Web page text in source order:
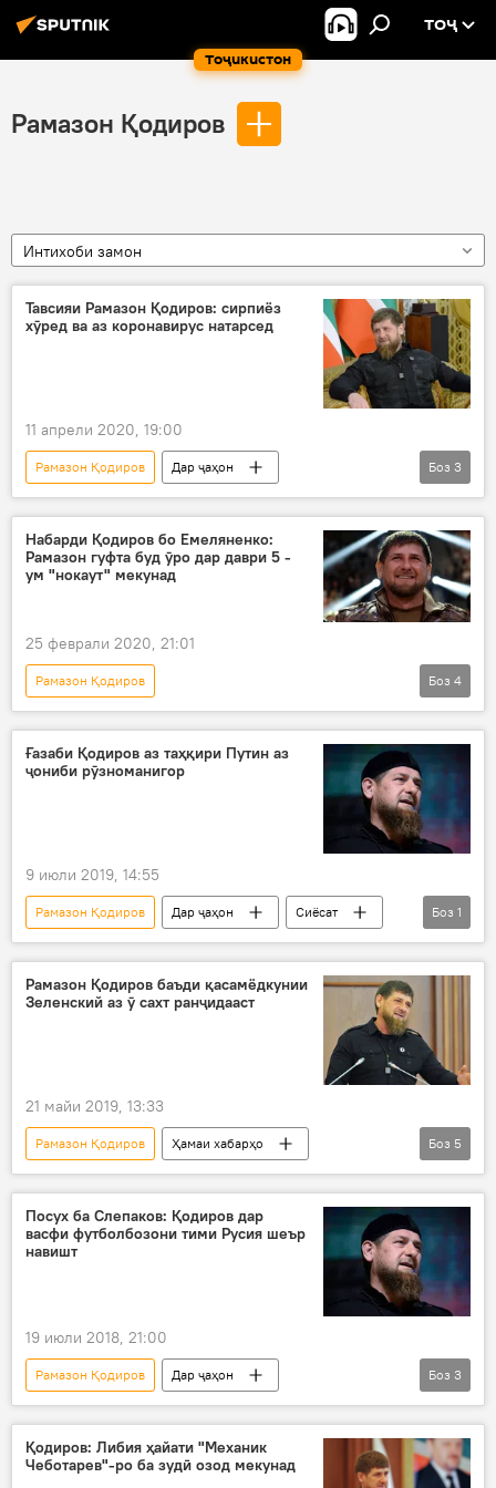
Тоҷикистон
ТОҶ
Рамазон Қодиров
Интихоби замон
Тавсияи Рамазон Қодиров: сирпиёз
хӯред ва аз коронавирус натарсед
11 апрели 2020, 19:00
Рамазон Қодиров
Дар ҷаҳон
Ҳамаи хабарҳо
Иҷтимоъ тавсия
Боз 3
Набарди Қодиров бо Емеляненко:
Рамазон гуфта буд ӯро дар даври 5 -
ум "нокаут" мекунад
25 феврали 2020, 21:01
Рамазон Қодиров
Навигариҳои варзиши Тоҷикистон
Ҳамаи хабарҳо
Дар ҷаҳон рақобат
Боз 4
Ғазаби Қодиров аз таҳқири Путин аз
ҷониби рӯзноманигор
9 июли 2019, 14:55
Рамазон Қодиров Дар ҷаҳон
Сиёсат
Владимир Путин
Боз 1
Рамазон Қодиров баъди қасамёдкунии
Зеленский аз ӯ сахт ранҷидааст
21 майи 2019, 13:33
Рамазон Қодиров
Ҳамаи хабарҳо
Дар ҷаҳон
Андеша
Украина
Қрим
Дар Русия
Боз 5
Посух ба Слепаков: Қодиров дар
васфи футболбозони тими Русия шеър
навишт
19 июли 2018, 21:00
Рамазон Қодиров
Дар ҷаҳон
Ҳамаи хабарҳо
Дар Русия
Дар Тоҷикистон
Боз 3
Қодиров: Либия ҳайати "Механик
Чеботарев"-ро ба зудӣ озод мекунад